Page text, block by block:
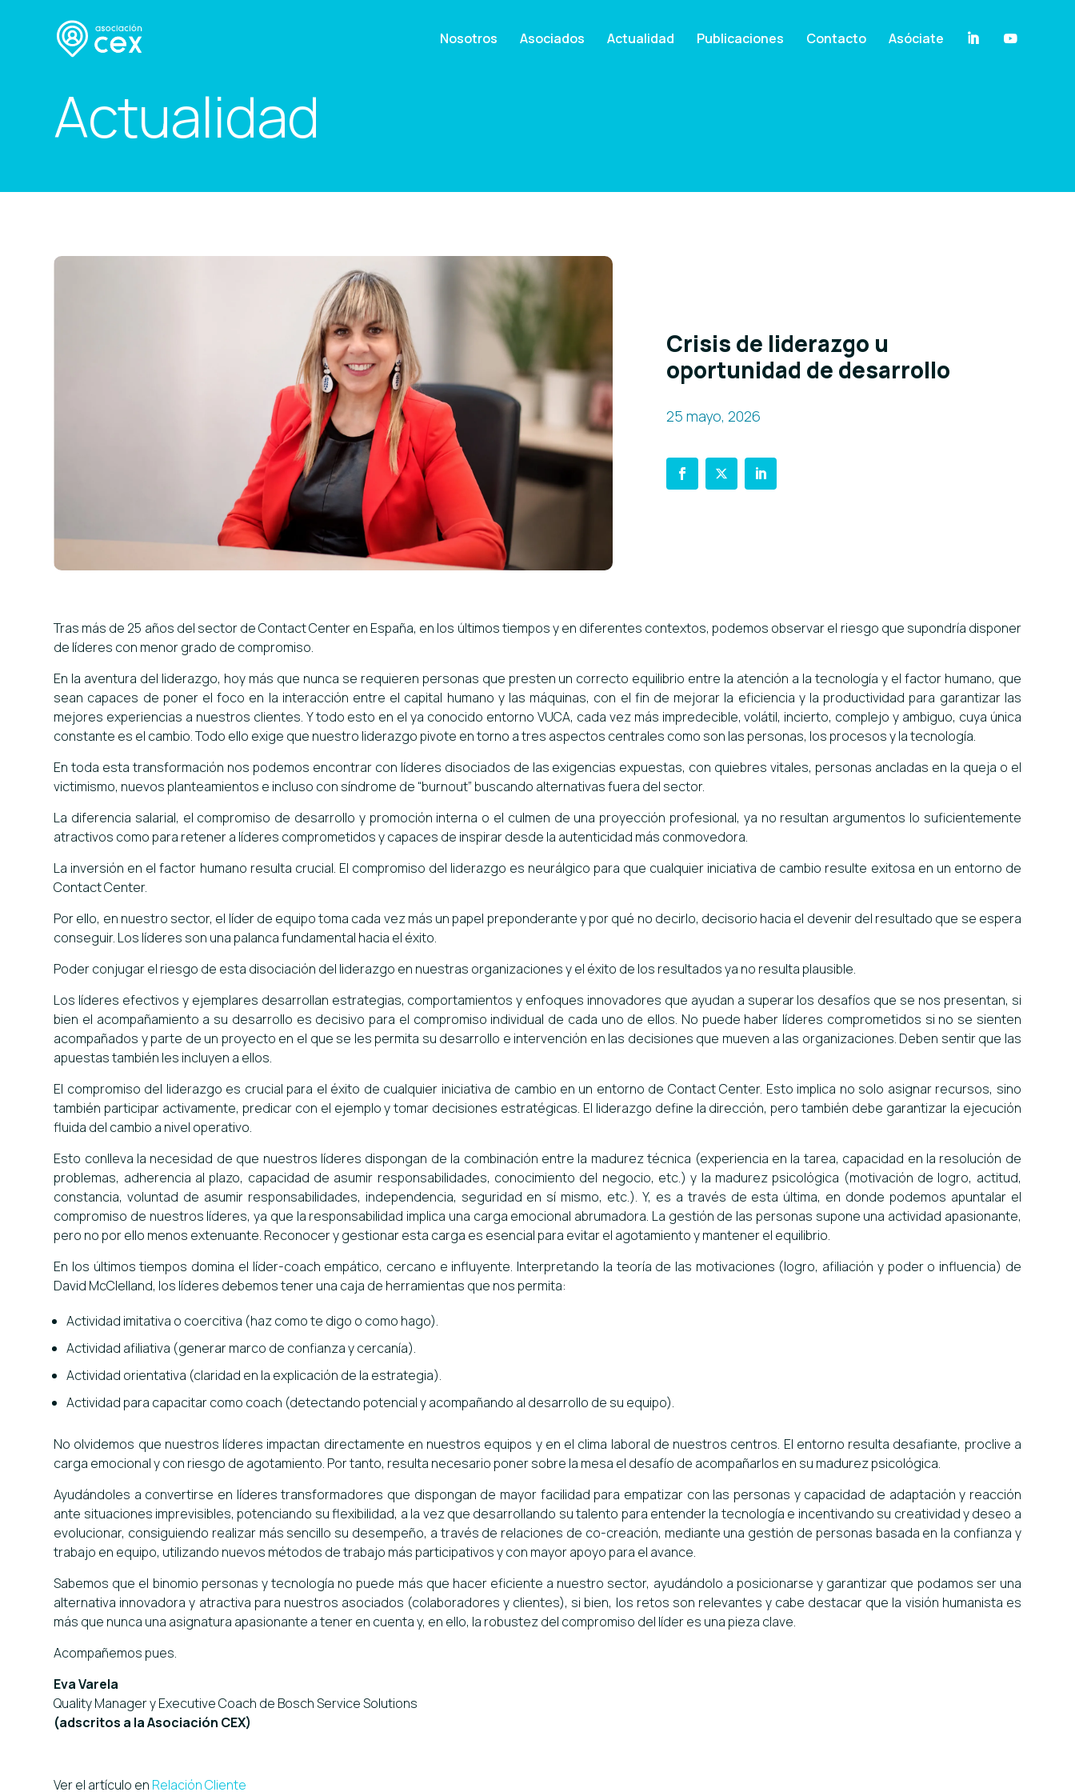
Nosotros Asociados Actualidad Publicaciones Contacto Asóciate
Actualidad
Crisis de liderazgo u
oportunidad de desarrollo
25 mayo, 2026
Tras más de 25 años del sector de Contact Center en España, en los últimos tiempos y en diferentes contextos, podemos observar el riesgo que supondría disponer
de líderes con menor grado de compromiso.
En la aventura del liderazgo, hoy más que nunca se requieren personas que presten un correcto equilibrio entre la atención a la tecnología y el factor humano, que
sean capaces de poner el foco en la interacción entre el capital humano y las máquinas, con el fin de mejorar la eficiencia y la productividad para garantizar las
mejores experiencias a nuestros clientes. Y todo esto en el ya conocido entorno VUCA, cada vez más impredecible, volátil, incierto, complejo y ambiguo, cuya única
constante es el cambio. Todo ello exige que nuestro liderazgo pivote en torno a tres aspectos centrales como son las personas, los procesos y la tecnología.
En toda esta transformación nos podemos encontrar con líderes disociados de las exigencias expuestas, con quiebres vitales, personas ancladas en la queja o el
victimismo, nuevos planteamientos e incluso con síndrome de “burnout” buscando alternativas fuera del sector.
La diferencia salarial, el compromiso de desarrollo y promoción interna o el culmen de una proyección profesional, ya no resultan argumentos lo suficientemente
atractivos como para retener a líderes comprometidos y capaces de inspirar desde la autenticidad más conmovedora.
La inversión en el factor humano resulta crucial. El compromiso del liderazgo es neurálgico para que cualquier iniciativa de cambio resulte exitosa en un entorno de
Contact Center.
Por ello, en nuestro sector, el líder de equipo toma cada vez más un papel preponderante y por qué no decirlo, decisorio hacia el devenir del resultado que se espera
conseguir. Los líderes son una palanca fundamental hacia el éxito.
Poder conjugar el riesgo de esta disociación del liderazgo en nuestras organizaciones y el éxito de los resultados ya no resulta plausible.
Los líderes efectivos y ejemplares desarrollan estrategias, comportamientos y enfoques innovadores que ayudan a superar los desafíos que se nos presentan, si
bien el acompañamiento a su desarrollo es decisivo para el compromiso individual de cada uno de ellos. No puede haber líderes comprometidos si no se sienten
acompañados y parte de un proyecto en el que se les permita su desarrollo e intervención en las decisiones que mueven a las organizaciones. Deben sentir que las
apuestas también les incluyen a ellos.
El compromiso del liderazgo es crucial para el éxito de cualquier iniciativa de cambio en un entorno de Contact Center. Esto implica no solo asignar recursos, sino
también participar activamente, predicar con el ejemplo y tomar decisiones estratégicas. El liderazgo define la dirección, pero también debe garantizar la ejecución
fluida del cambio a nivel operativo.
Esto conlleva la necesidad de que nuestros líderes dispongan de la combinación entre la madurez técnica (experiencia en la tarea, capacidad en la resolución de
problemas, adherencia al plazo, capacidad de asumir responsabilidades, conocimiento del negocio, etc.) y la madurez psicológica (motivación de logro, actitud,
constancia, voluntad de asumir responsabilidades, independencia, seguridad en sí mismo, etc.). Y, es a través de esta última, en donde podemos apuntalar el
compromiso de nuestros líderes, ya que la responsabilidad implica una carga emocional abrumadora. La gestión de las personas supone una actividad apasionante,
pero no por ello menos extenuante. Reconocer y gestionar esta carga es esencial para evitar el agotamiento y mantener el equilibrio.
En los últimos tiempos domina el líder-coach empático, cercano e influyente. Interpretando la teoría de las motivaciones (logro, afiliación y poder o influencia) de
David McClelland, los líderes debemos tener una caja de herramientas que nos permita:
Actividad imitativa o coercitiva (haz como te digo o como hago).
Actividad afiliativa (generar marco de confianza y cercanía).
Actividad orientativa (claridad en la explicación de la estrategia).
Actividad para capacitar como coach (detectando potencial y acompañando al desarrollo de su equipo).
No olvidemos que nuestros líderes impactan directamente en nuestros equipos y en el clima laboral de nuestros centros. El entorno resulta desafiante, proclive a
carga emocional y con riesgo de agotamiento. Por tanto, resulta necesario poner sobre la mesa el desafío de acompañarlos en su madurez psicológica.
Ayudándoles a convertirse en líderes transformadores que dispongan de mayor facilidad para empatizar con las personas y capacidad de adaptación y reacción
ante situaciones imprevisibles, potenciando su flexibilidad, a la vez que desarrollando su talento para entender la tecnología e incentivando su creatividad y deseo a
evolucionar, consiguiendo realizar más sencillo su desempeño, a través de relaciones de co-creación, mediante una gestión de personas basada en la confianza y
trabajo en equipo, utilizando nuevos métodos de trabajo más participativos y con mayor apoyo para el avance.
Sabemos que el binomio personas y tecnología no puede más que hacer eficiente a nuestro sector, ayudándolo a posicionarse y garantizar que podamos ser una
alternativa innovadora y atractiva para nuestros asociados (colaboradores y clientes), si bien, los retos son relevantes y cabe destacar que la visión humanista es
más que nunca una asignatura apasionante a tener en cuenta y, en ello, la robustez del compromiso del líder es una pieza clave.
Acompañemos pues.
Eva Varela
Quality Manager y Executive Coach de Bosch Service Solutions
(adscritos a la Asociación CEX)
Ver el artículo en Relación Cliente